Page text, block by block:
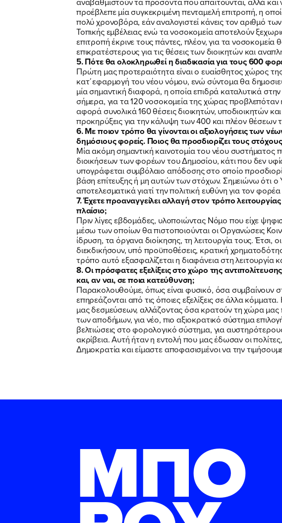
προέβλεπε μία συγκεκριμένη πενταμελή επιτροπή, η
πολύ χρονοβόρα, εάν αναλογιστεί κάνεις τον αριθμό
Τοπικής εμβέλειας ενώ τα νοσοκομεία αποτελούν
επιτροπή έκρινε τους πάντες, πλέον, για τα
επικρατέστερους για τις θέσεις των διοικητών και
5. Πότε θα ολοκληρωθεί η διαδικασία για τους 600
Πρώτη μας προτεραιότητα είναι ο ευαίσθητος χώρος
κατ΄εφαρμογή του νέου νόμου, ενώ σύντομα θα
μία σημαντική διαφορά, η οποία επιδρά καταλυτικά
σήμερα, για τα 120 νοσοκομεία της χώρας
αφορά συνολικά 160 θέσεις διοικητών, υποδιοικητών
προκηρύξεις για την κάλυψη των 400 και πλέον
6. Με ποιον τρόπο θα γίνονται οι αξιολογήσεις των
δημόσιους φορείς. Ποιος θα προσδιορίζει τους
Μία ακόμη σημαντική καινοτομία του νέου συστήματος
διοικήσεων των φορέων του Δημοσίου, κάτι που δεν
υπογράφεται συμβόλαιο απόδοσης στο οποίο
βάση επίτευξης ή μη αυτών των στόχων. Σημειώνω ότι
αποτελεσματικά γιατί την πολιτική ευθύνη για τον
7. Έχετε προαναγγείλει αλλαγή στον τρόπο
πλαίσιο;
Πριν λίγες εβδομάδες, υλοποιώντας Νόμο που είχε
μέσω των οποίων θα πιστοποιούνται οι Οργανώσεις
ίδρυση, τα όργανα διοίκησης, τη λειτουργία τους.
διεκδικήσουν, υπό προϋποθέσεις, κρατική
τρόπο αυτό εξασφαλίζεται η διαφάνεια στη
8. Οι πρόσφατες εξελίξεις στο χώρο της
και, αν ναι, σε ποια κατεύθυνση;
Παρακολουθούμε, όπως είναι φυσικό, όσα συμβαίνουν
επηρεάζονται από τις όποιες εξελίξεις σε άλλα
μας δεσμεύσεων, αλλάζοντας όσα κρατούν τη χώρα μας
των αποδήμων, για νέο, πιο αξιοκρατικό σύστημα
βελτιώσεις στο φορολογικό σύστημα, για
ακρίβεια. Αυτή ήταν η εντολή που μας έδωσαν οι
Δημοκρατία και είμαστε αποφασισμένοι να την
ΜΠΟ